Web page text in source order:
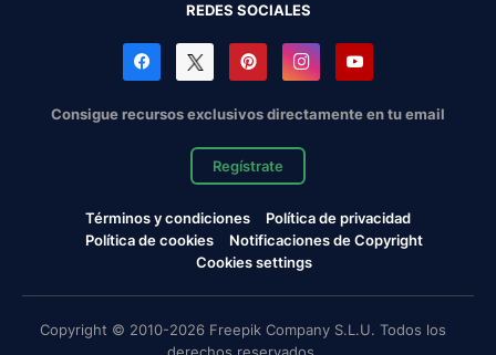
REDES SOCIALES
Consigue recursos exclusivos directamente en tu email
Regístrate
Términos y condiciones
Política de privacidad
Política de cookies
Notificaciones de Copyright
Cookies settings
Copyright © 2010-2026 Freepik Company S.L.U. Todos los